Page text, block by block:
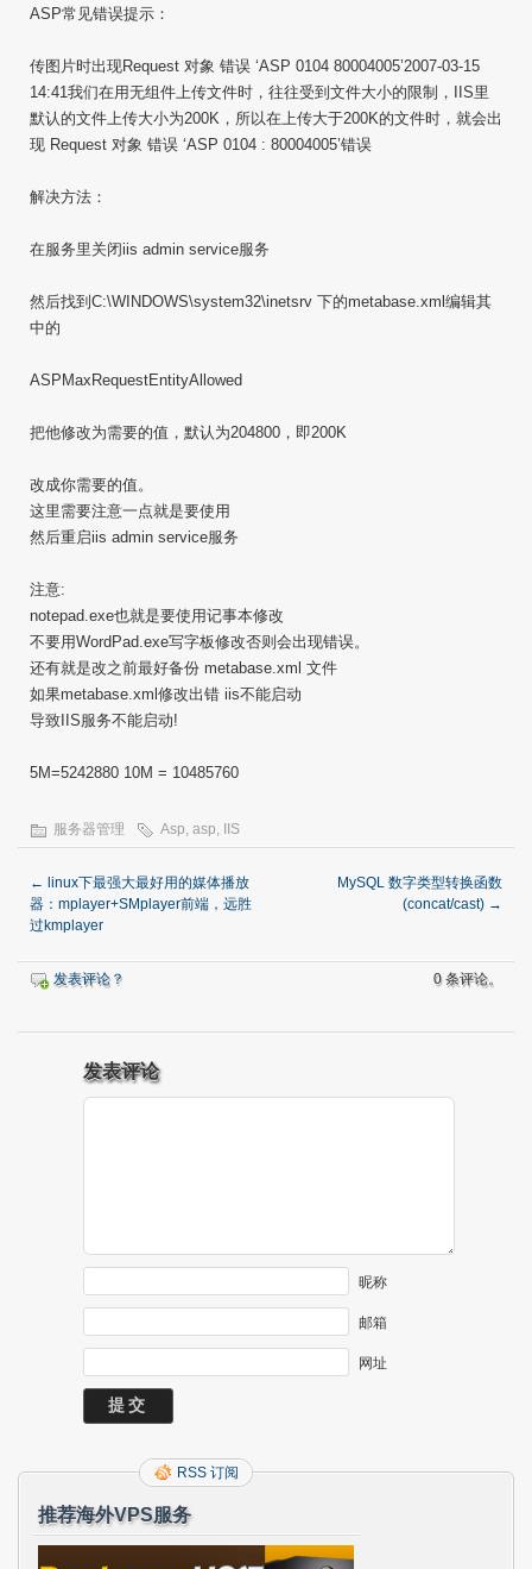
ASP常见错误提示：
传图片时出现Request 对象 错误 ‘ASP 0104 80004005’2007-03-15
14:41我们在用无组件上传文件时，往往受到文件大小的限制，IIS里
默认的文件上传大小为200K，所以在上传大于200K的文件时，就会出
现 Request 对象 错误 ‘ASP 0104 : 80004005’错误
解决方法：
在服务里关闭iis admin service服务
然后找到C:\WINDOWS\system32\inetsrv 下的metabase.xml编辑其
中的
ASPMaxRequestEntityAllowed
把他修改为需要的值，默认为204800，即200K
改成你需要的值。
这里需要注意一点就是要使用
然后重启iis admin service服务
注意:
notepad.exe也就是要使用记事本修改
不要用WordPad.exe写字板修改否则会出现错误。
还有就是改之前最好备份 metabase.xml 文件
如果metabase.xml修改出错 iis不能启动
导致IIS服务不能启动!
5M=5242880 10M = 10485760
服务器管理 Asp, asp, IIS
← linux下最强大最好用的媒体播放
器：mplayer+SMplayer前端，远胜
过kmplayer
MySQL 数字类型转换函数
(concat/cast) →
发表评论？ 0 条评论。
发表评论
昵称
邮箱
网址
RSS 订阅
推荐海外VPS服务